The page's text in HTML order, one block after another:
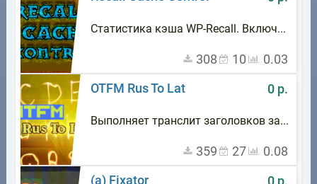
Статистика кэша WP-Recall. Включение из фронтенда, очистка. И краткая информация по памяти, запросам и времени генерации страницы
308 10
0.03
OTFM Rus To Lat
0 р.
Выполняет транслит заголовков записей, рубрик, меток и загружаемых файлов
359 27
0.08
(a) Fixator
0 р.